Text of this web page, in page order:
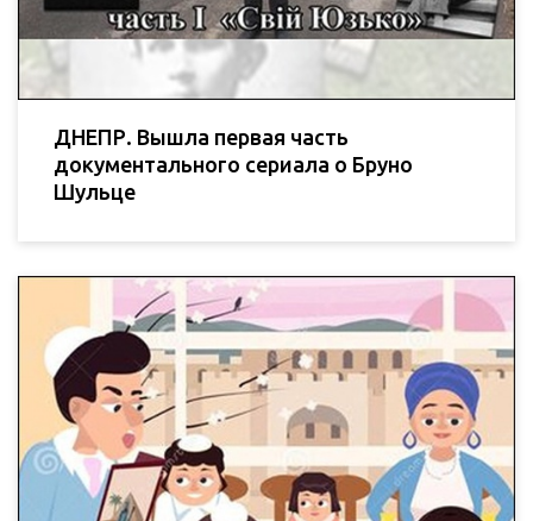
ДНЕПР. Вышла первая часть
документального сериала о Бруно
Шульце